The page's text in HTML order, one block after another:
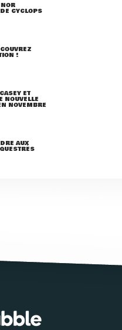
CYCLOPS
!
ET
NOUVELLE
NOVEMBRE
AUX